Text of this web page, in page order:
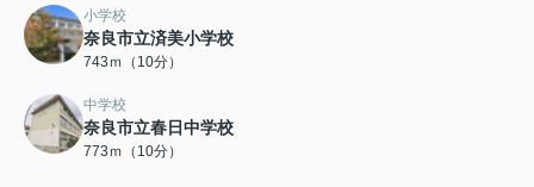
小学校
奈良市立済美小学校
743ｍ（10分）
中学校
奈良市立春日中学校
773ｍ（10分）